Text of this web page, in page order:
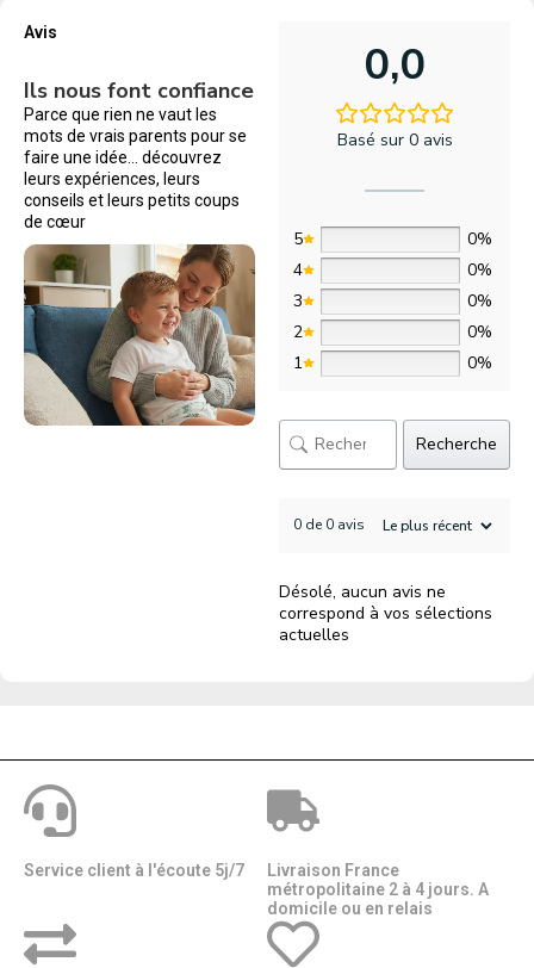
Avis
Ils nous font confiance
Parce que rien ne vaut les
mots de vrais parents pour se
faire une idée… découvrez
leurs expériences, leurs
conseils et leurs petits coups
de cœur
0,0
Basé sur 0 avis
5
0%
4
0%
3
0%
2
0%
1
0%
Recherche
0 de 0 avis
Désolé, aucun avis ne
correspond à vos sélections
actuelles
Service client à l'écoute 5j/7
Livraison France
métropolitaine 2 à 4 jours. A
domicile ou en relais​​